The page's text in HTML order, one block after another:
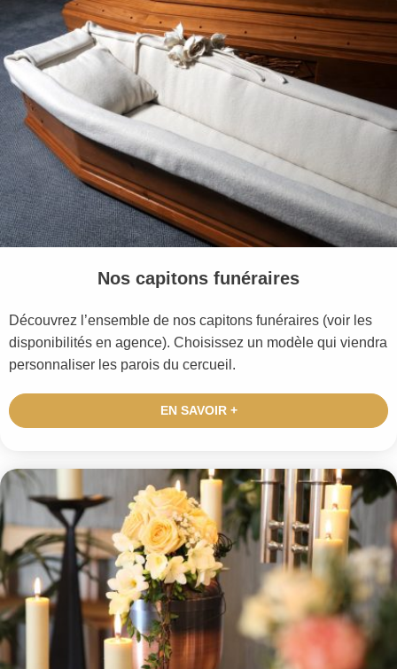
Nos capitons funéraires
Découvrez l’ensemble de nos capitons funéraires (voir les
disponibilités en agence). Choisissez un modèle qui viendra
personnaliser les parois du cercueil.
EN SAVOIR +